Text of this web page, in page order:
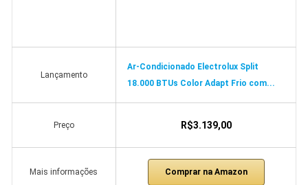
Lançamento
Ar-Condicionado Electrolux Split
18.000 BTUs Color Adapt Frio com...
Preço R$3.139,00
Mais informações Comprar na Amazon